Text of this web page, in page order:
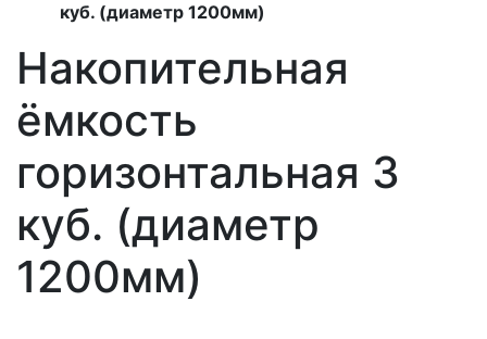
куб. (диаметр 1200мм)
Накопительная
ёмкость
горизонтальная 3
куб. (диаметр
1200мм)